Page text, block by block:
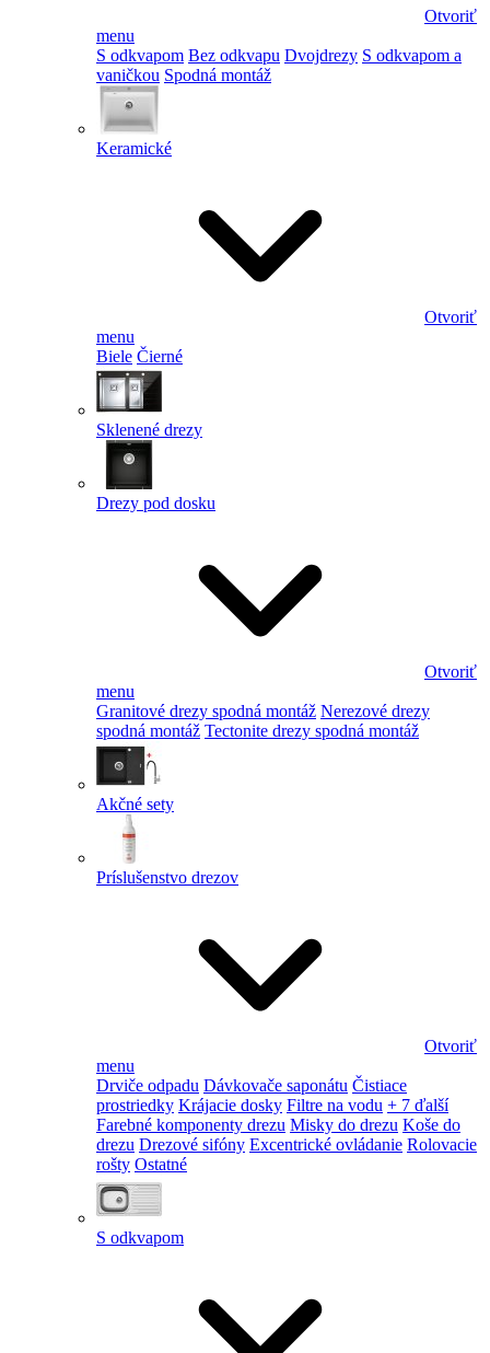
Otvoriť
menu
S odkvapom Bez odkvapu Dvojdrezy S odkvapom a
vaničkou Spodná montáž
Keramické
Otvoriť
menu
Biele Čierné
Sklenené drezy
Drezy pod dosku
Otvoriť
menu
Granitové drezy spodná montáž Nerezové drezy
spodná montáž Tectonite drezy spodná montáž
Akčné sety
Príslušenstvo drezov
Otvoriť
menu
Drviče odpadu Dávkovače saponátu Čistiace
prostriedky Krájacie dosky Filtre na vodu + 7 ďalší
Farebné komponenty drezu Misky do drezu Koše do
drezu Drezové sifóny Excentrické ovládanie Rolovacie
rošty Ostatné
S odkvapom